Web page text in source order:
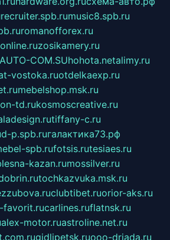
recruiter.spb.rumusic8.spb.ru
romanofforex.ru
zosikamery.ru
AUTO-COM.SUhohota.netalimy.ru
vostoka.ruotdelkaexp.ru
mebelshop.msk.ru
td.rukosmoscreative.ru
tiffany-c.ru
d-p.spb.ruгалактика73.рф
spb.rufotsis.rutesiaes.ru
kazan.rumossilver.ru
tochkazvuka.msk.ru
clubtibet.ruorior-aks.ru
favorit.rucarlines.ruflatnsk.ru
alex-motor.ruastroline.net.ru
gidlipetsk.ruooo-driada.ru